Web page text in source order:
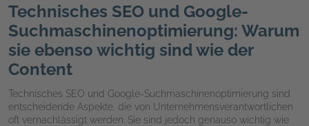
Technisches SEO und Google-
Suchmaschinenoptimierung: Warum
sie ebenso wichtig sind wie der
Content
Technisches SEO und Google-Suchmaschinenoptimierung sind
entscheidende Aspekte, die von Unternehmensverantwortlichen
oft vernachlässigt werden. Sie sind jedoch genauso wichtig wie